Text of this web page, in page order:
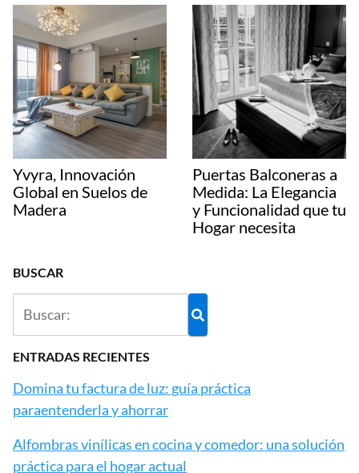
Yvyra, Innovación
Global en Suelos de
Madera
Puertas Balconeras a
Medida: La Elegancia
y Funcionalidad que tu
Hogar necesita
BUSCAR
ENTRADAS RECIENTES
Domina tu factura de luz: guía práctica
paraentenderla y ahorrar
Alfombras vinílicas en cocina y comedor: una solución
práctica para el hogar actual